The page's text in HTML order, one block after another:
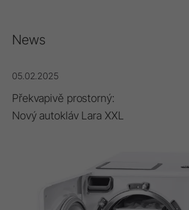
News
05.02.2025
Překvapivě prostorný:
Nový autokláv Lara XXL